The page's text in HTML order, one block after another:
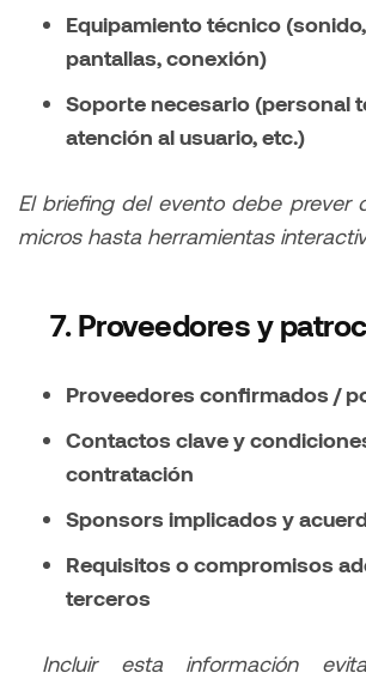
Equipamiento técnico
pantallas, conexión)
Soporte necesario (personal
atención al usuario, etc.)
El briefing del evento debe prever
micros hasta herramientas
7. Proveedores y
Proveedores confirmados /
Contactos clave y
contratación
Sponsors implicados y
Requisitos o compromisos
terceros
Incluir esta información